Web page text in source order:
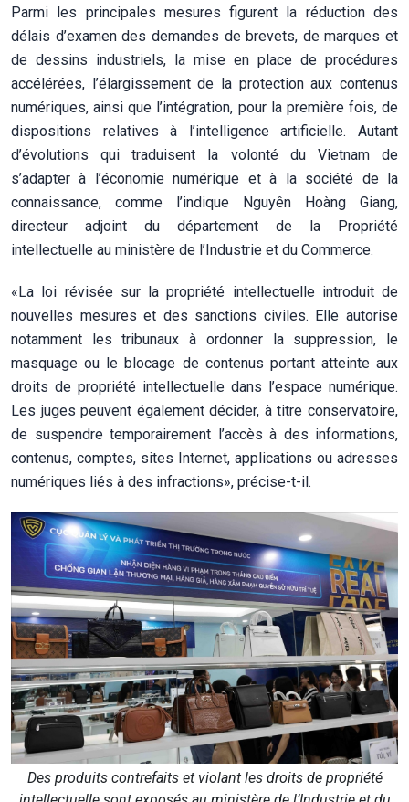
Parmi les principales mesures figurent la réduction des
délais d’examen des demandes de brevets, de marques et
de dessins industriels, la mise en place de procédures
accélérées, l’élargissement de la protection aux contenus
numériques, ainsi que l’intégration, pour la première fois, de
dispositions relatives à l’intelligence artificielle. Autant
d’évolutions qui traduisent la volonté du Vietnam de
s’adapter à l’économie numérique et à la société de la
connaissance, comme l’indique Nguyên Hoàng Giang,
directeur adjoint du département de la Propriété
intellectuelle au ministère de l’Industrie et du Commerce.
«La loi révisée sur la propriété intellectuelle introduit de
nouvelles mesures et des sanctions civiles. Elle autorise
notamment les tribunaux à ordonner la suppression, le
masquage ou le blocage de contenus portant atteinte aux
droits de propriété intellectuelle dans l’espace numérique.
Les juges peuvent également décider, à titre conservatoire,
de suspendre temporairement l’accès à des informations,
contenus, comptes, sites Internet, applications ou adresses
numériques liés à des infractions», précise-t-il.
Des produits contrefaits et violant les droits de propriété